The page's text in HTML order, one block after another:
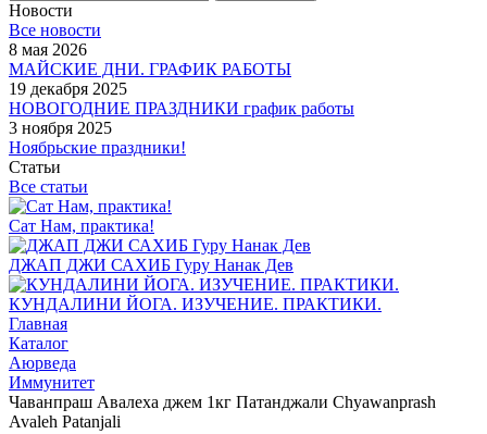
Новости
Все новости
8 мая 2026
МАЙСКИЕ ДНИ. ГРАФИК РАБОТЫ
19 декабря 2025
НОВОГОДНИЕ ПРАЗДНИКИ график работы
3 ноября 2025
Ноябрьские праздники!
Статьи
Все статьи
Сат Нам, практика!
ДЖАП ДЖИ САХИБ Гуру Нанак Дев
КУНДАЛИНИ ЙОГА. ИЗУЧЕНИЕ. ПРАКТИКИ.
Главная
Каталог
Аюрведа
Иммунитет
Чаванпраш Авалеха джем 1кг Патанджали Chyawanprash
Avaleh Patanjali